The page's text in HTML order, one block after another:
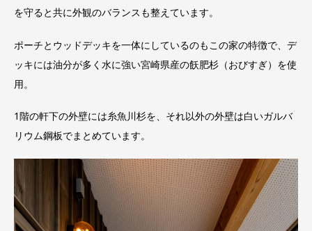
を守ると共に外観のバランスも整えています。
ポーチとウッドデッキを一体にしているのもこの家の特徴で、デ
ッキには油分が多く水に強い宮崎県産の飫肥杉（おびすぎ）を使
用。
1階の軒下の外壁には糸魚川杉を、それ以外の外壁は白いガルバ
リウム鋼板でまとめています。